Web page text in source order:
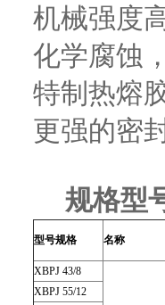
机械强度
化学腐蚀
特制热熔
更强的密
规格型
型号规格 名称
XBPJ 43/8
XBPJ 55/12